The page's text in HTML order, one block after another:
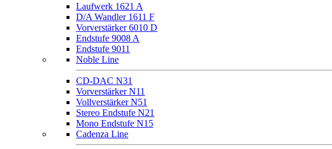
Laufwerk 1621 A
D/A Wandler 1611 F
Vorverstärker 6010 D
Endstufe 9008 A
Endstufe 9011
Noble Line
CD-DAC N31
Vorverstärker N11
Vollverstärker N51
Stereo Endstufe N21
Mono Endstufe N15
Cadenza Line